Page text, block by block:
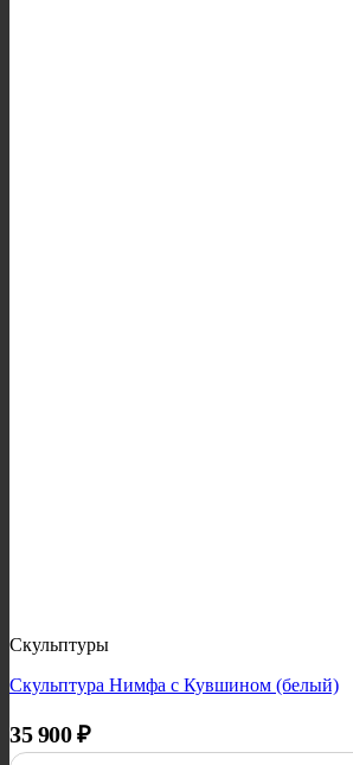
Скульптуры
Скульптура Нимфа с Кувшином (белый)
35 900₽